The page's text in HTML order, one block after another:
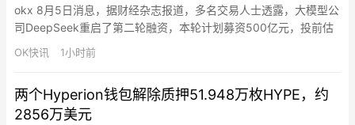
okx 8月5日消息，据财经杂志报道，多名交易人士透露，大模型公
司DeepSeek重启了第二轮融资，本轮计划募资500亿元，投前估
值约5000亿元，并计划将在8月下旬完成签约。多位投资人提到，
DeepSeek第二轮融资至少在7月中旬就已开启，但在7月底突然暂
暂缓。据媒体7月26日报道，DeepSeek…
OK快讯 1小时前
两个Hyperion钱包解除质押51.948万枚HYPE，约
2856万美元